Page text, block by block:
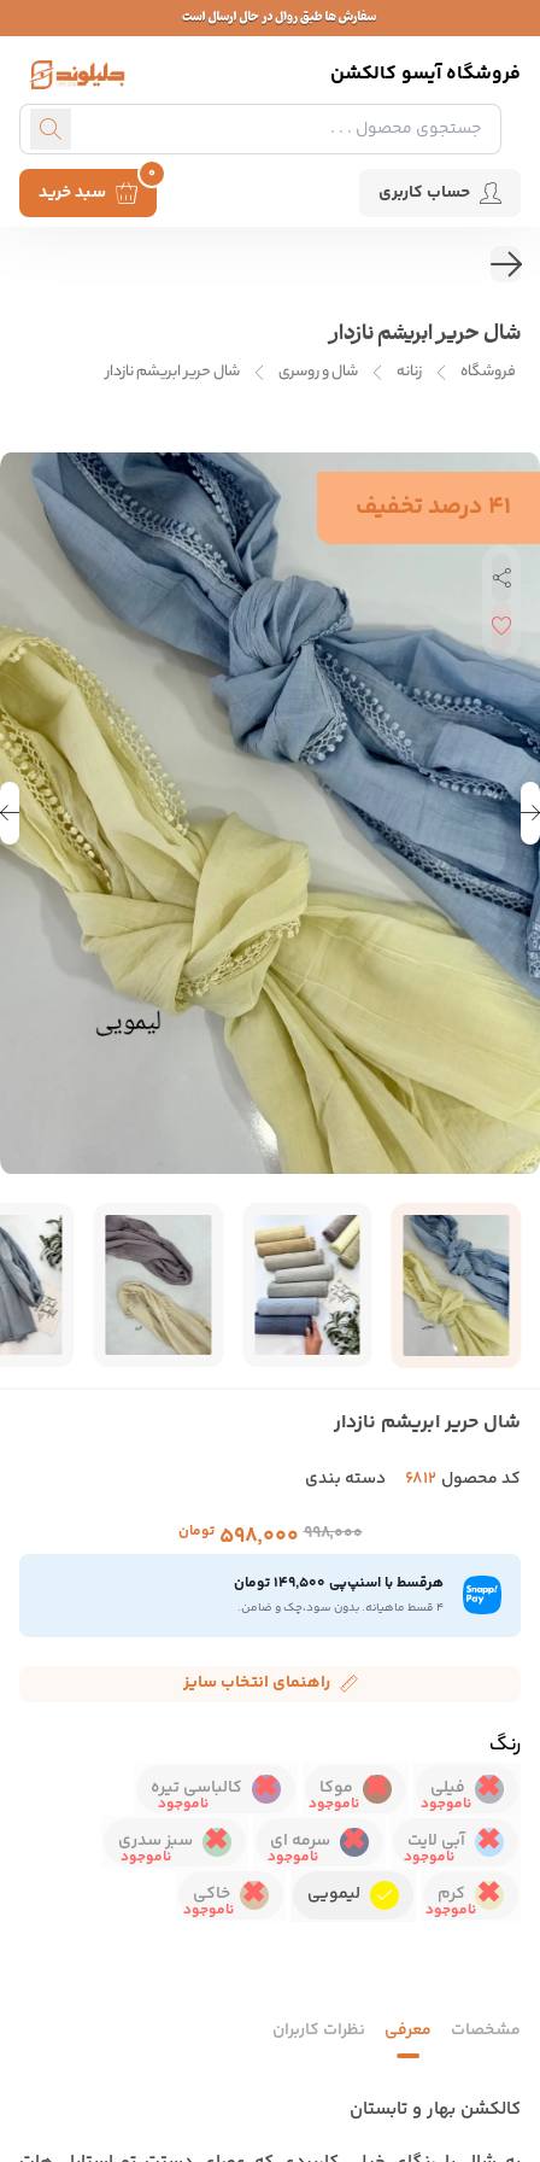
فروشگاه آیسو کالکشن
حساب کاربری سبد خرید
0
شال حریر ابریشم نازدار
فروشگاه زنانه شال و روسری شال حریر ابریشم نازدار
41 درصد تخفیف
شال حریر ابریشم نازدار
کد محصول 6812 دسته بندی
۹۹۸٬۰۰۰ ۵۹۸٬۰۰۰ تومان
هرقسط با اسنپ‌پی 149,500 تومان
۴ قسط ماهیانه. بدون سود،چک و ضامن.
راهنمای انتخاب سایز
رنگ
فیلی موکا
کالباسی تیره
آبی لایت
سرمه ای
سبز سدری
کرم
لیمویی خاکی
مشخصات معرفی نظرات کاربران
کالکشن بهار و تابستان